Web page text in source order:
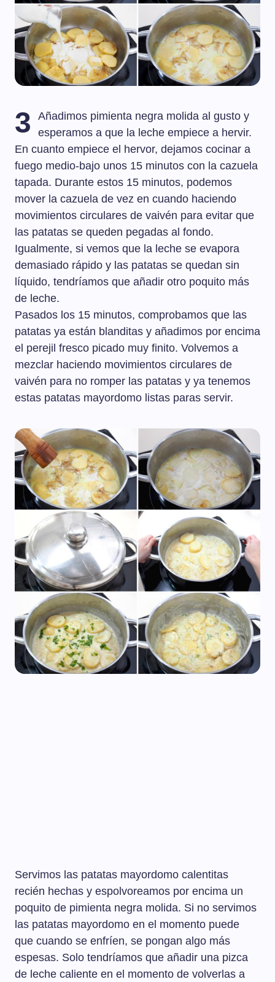
3
Añadimos pimienta negra molida al gusto y
esperamos a que la leche empiece a hervir.
En cuanto empiece el hervor, dejamos cocinar a
fuego medio-bajo unos 15 minutos con la cazuela
tapada. Durante estos 15 minutos, podemos
mover la cazuela de vez en cuando haciendo
movimientos circulares de vaivén para evitar que
las patatas se queden pegadas al fondo.
Igualmente, si vemos que la leche se evapora
demasiado rápido y las patatas se quedan sin
líquido, tendríamos que añadir otro poquito más
de leche.
Pasados los 15 minutos, comprobamos que las
patatas ya están blanditas y añadimos por encima
el perejil fresco picado muy finito. Volvemos a
mezclar haciendo movimientos circulares de
vaivén para no romper las patatas y ya tenemos
estas patatas mayordomo listas paras servir.
Servimos las patatas mayordomo calentitas
recién hechas y espolvoreamos por encima un
poquito de pimienta negra molida. Si no servimos
las patatas mayordomo en el momento puede
que cuando se enfríen, se pongan algo más
espesas. Solo tendríamos que añadir una pizca
de leche caliente en el momento de volverlas a